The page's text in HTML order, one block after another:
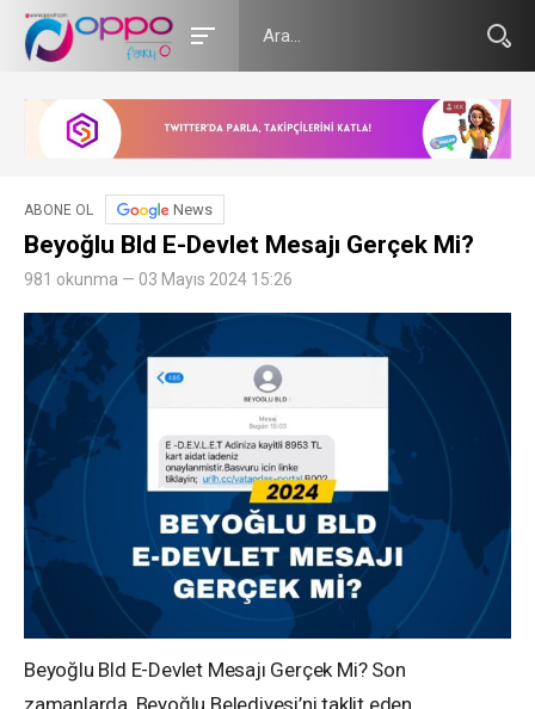
ABONE OL News
Beyoğlu Bld E-Devlet Mesajı Gerçek Mi?
981 okunma — 03 Mayıs 2024 15:26
Beyoğlu Bld E-Devlet Mesajı Gerçek Mi? Son
zamanlarda, Beyoğlu Belediyesi’ni taklit eden